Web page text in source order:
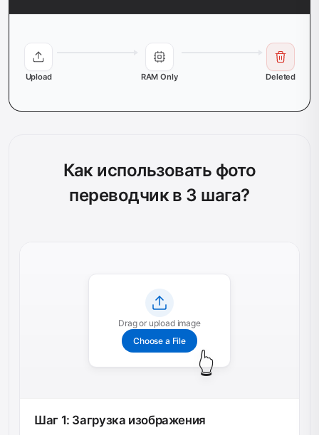
Upload RAM Only Deleted
Как использовать фото
переводчик в 3 шага?
Drag or upload image
Choose a File
👆
Шаг 1: Загрузка изображения